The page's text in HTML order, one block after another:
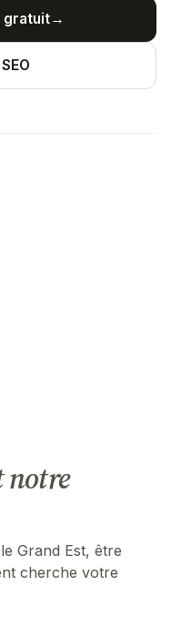
gratuit→
notre
Grand Est, être
cherche votre